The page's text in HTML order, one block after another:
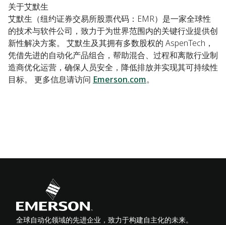
关于艾默生
艾默生（纽约证券交易所股票代码：EMR）是一家全球性
的技术与软件公司，致力于为世界范围内的关键行业提供创
新性解决方案。 艾默生及其拥有多数股权的 AspenTech，
凭借先进的自动化产品组合，帮助混合、过程和离散行业制
造商优化运营，确保人员安全，降低排放并实现其可持续性
目标。 更多信息请访问 Emerson.com。
全球自动化领域的先进企业，致力于构建自主化的未来。